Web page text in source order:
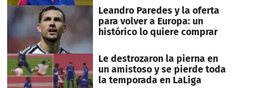
Leandro Paredes y la oferta
para volver a Europa: un
histórico lo quiere comprar
Le destrozaron la pierna en
un amistoso y se pierde toda
la temporada en LaLiga